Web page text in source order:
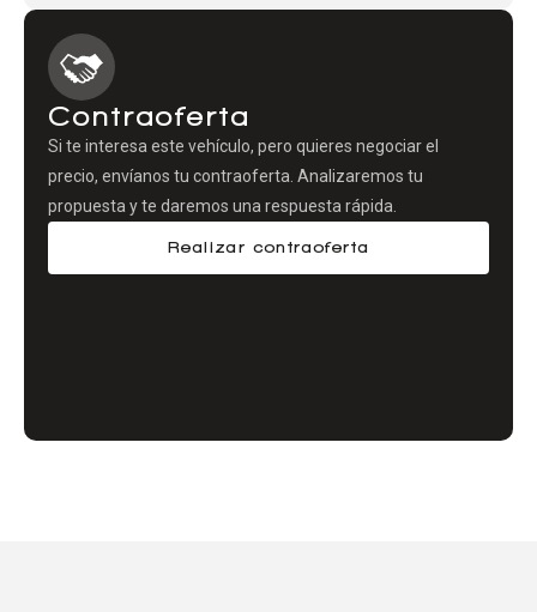
Contraoferta
Si te interesa este vehículo, pero quieres negociar el
precio, envíanos tu contraoferta. Analizaremos tu
propuesta y te daremos una respuesta rápida.
Realizar contraoferta